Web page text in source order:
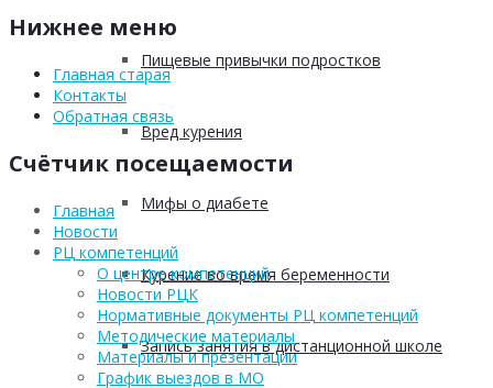
Пищевые привычки подростков
Вред курения
Мифы о диабете
Курение во время беременности
Запись занятия в дистанционной школе
Нижнее меню
Главная старая
Контакты
Обратная связь
Счётчик посещаемости
Главная
Новости
РЦ компетенций
О центре компетенций
Новости РЦК
Нормативные документы РЦ компетенций
Методические материалы
Материалы и презентации
График выездов в МО